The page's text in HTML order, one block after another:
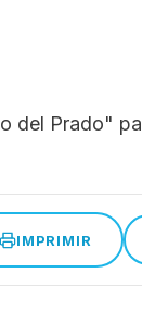
del Prado"
IMPRIMIR